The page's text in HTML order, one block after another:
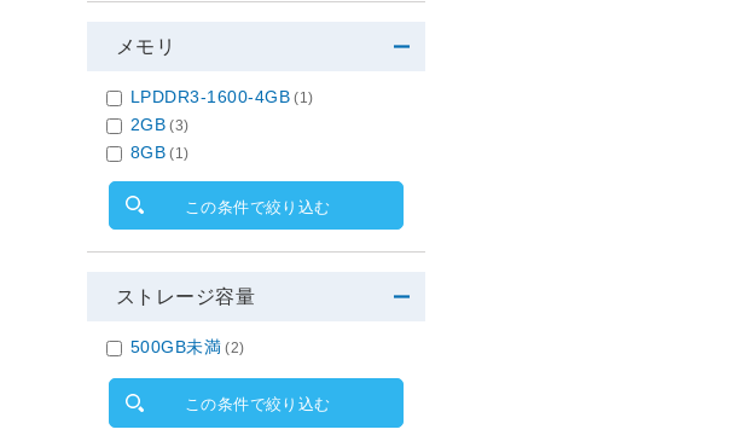
メモリ
LPDDR3-1600-4GB (1)
2GB (3)
8GB (1)
この条件で絞り込む
ストレージ容量
500GB未満 (2)
この条件で絞り込む